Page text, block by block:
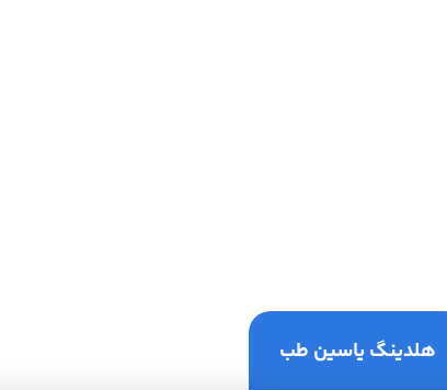
هلدینگ یاسین طب